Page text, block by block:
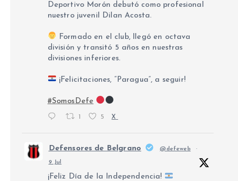
Deportivo Morón debutó como profesional
nuestro juvenil Dilan Acosta.
Formado en el club, llegó en octava
división y transitó 5 años en nuestras
divisiones inferiores.
¡Felicitaciones, “Paragua”, a seguir!
#SomosDefe
1 5 X
Defensores de Belgrano @defeweb ·
9 Jul
¡Feliz Día de la Independencia!